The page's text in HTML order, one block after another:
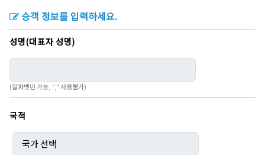
승객 정보를 입력하세요.
성명(대표자 성명)
(알파벳만 가능, "," 사용불가)
국적